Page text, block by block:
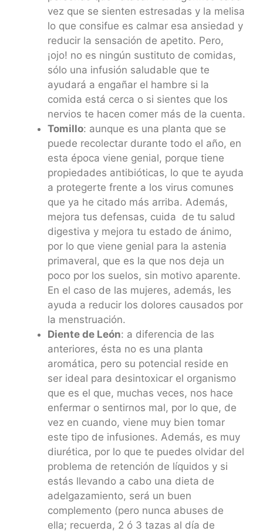
vez que se sienten estresadas y la melisa
lo que consifue es calmar esa ansiedad y
reducir la sensación de apetito. Pero,
¡ojo! no es ningún sustituto de comidas,
sólo una infusión saludable que te
ayudará a engañar el hambre si la
comida está cerca o si sientes que los
nervios te hacen comer más de la cuenta.
Tomillo: aunque es una planta que se
puede recolectar durante todo el año, en
esta época viene genial, porque tiene
propiedades antibióticas, lo que te ayuda
a protegerte frente a los virus comunes
que ya he citado más arriba. Además,
mejora tus defensas, cuida de tu salud
digestiva y mejora tu estado de ánimo,
por lo que viene genial para la astenia
primaveral, que es la que nos deja un
poco por los suelos, sin motivo aparente.
En el caso de las mujeres, además, les
ayuda a reducir los dolores causados por
la menstruación.
Diente de León: a diferencia de las
anteriores, ésta no es una planta
aromática, pero su potencial reside en
ser ideal para desintoxicar el organismo
que es el que, muchas veces, nos hace
enfermar o sentirnos mal, por lo que, de
vez en cuando, viene muy bien tomar
este tipo de infusiones. Además, es muy
diurética, por lo que te puedes olvidar del
problema de retención de líquidos y si
estás llevando a cabo una dieta de
adelgazamiento, será un buen
complemento (pero nunca abuses de
ella; recuerda, 2 ó 3 tazas al día de